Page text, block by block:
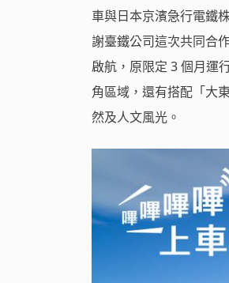
車與日本京濱急行電鐵
謝臺鐵公司這次共同合
啟航，原限定 3 個月運
角區域，還有搭配「大
然及人文風光。